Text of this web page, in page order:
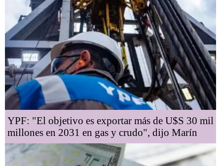
YPF: "El objetivo es exportar más de U$S 30 mil
millones en 2031 en gas y crudo", dijo Marín